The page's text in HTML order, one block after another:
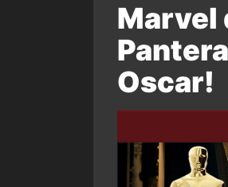
Marvel
Oscar!